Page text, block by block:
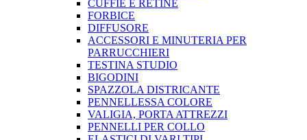
CUFFIE E RETINE
FORBICE
DIFFUSORE
ACCESSORI E MINUTERIA PER
PARRUCCHIERI
TESTINA STUDIO
BIGODINI
SPAZZOLA DISTRICANTE
PENNELLESSA COLORE
VALIGIA, PORTA ATTREZZI
PENNELLI PER COLLO